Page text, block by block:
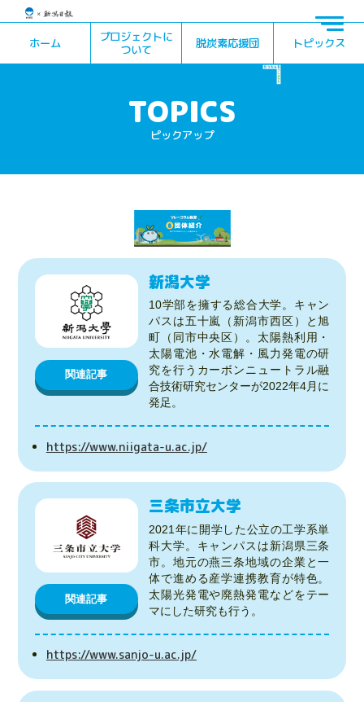
ホーム
プロジェクトに
ついて
脱炭素応援団 トピックス
ピックアップ
新潟大学
10学部を擁する総合大学。キャン
パスは五十嵐（新潟市西区）と旭
町（同市中央区）。太陽熱利用・
太陽電池・水電解・風力発電の研
究を行うカーボンニュートラル融
合技術研究センターが2022年4月に
発足。
関連記事
https://www.niigata-u.ac.jp/
三条市立大学
2021年に開学した公立の工学系単
科大学。キャンパスは新潟県三条
市。地元の燕三条地域の企業と一
体で進める産学連携教育が特色。
太陽光発電や廃熱発電などをテー
マにした研究も行う。
関連記事
https://www.sanjo-u.ac.jp/